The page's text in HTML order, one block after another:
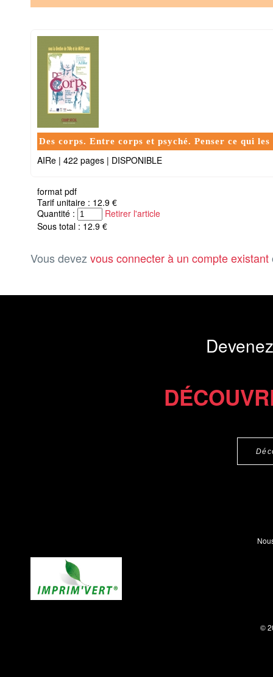
Des corps. Entre corps et psyché. Penser ce qui les
AIRe | 422 pages | DISPONIBLE
format pdf
Tarif unitaire : 12.9 €
Quantité :
Retirer l'article
Sous total : 12.9 €
Vous devez vous connecter à un compte existant
©